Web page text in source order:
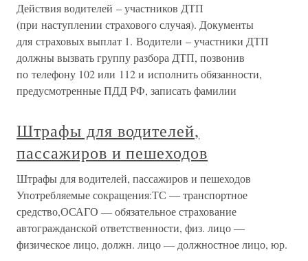
Действия водителей – участников ДТП
(при наступлении страхового случая). Документы
для страховых выплат 1. Водители – участники ДТП
должны вызвать группу разбора ДТП, позвонив
по телефону 102 или 112 и исполнить обязанности,
предусмотренные ПДД РФ, записать фамилии
Штрафы для водителей,
пассажиров и пешеходов
Штрафы для водителей, пассажиров и пешеходов
Употребляемые сокращения:ТС — транспортное
средство,ОСАГО — обязательное страхование
автогражданской ответственности, физ. лицо —
физическое лицо, должн. лицо — должностное лицо, юр.